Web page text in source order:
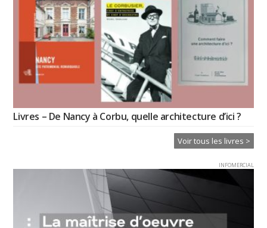
Livres – De Nancy à Corbu, quelle architecture d’ici ?
Voir tous les livres >
INFOMERCIAL